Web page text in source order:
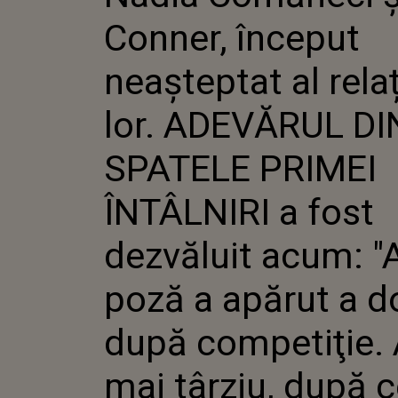
AL
"ACEA
A DOUA
TÂRZIU,
AJUNS
Conner, început
neașteptat al
lor. ADEVĂRUL
SPATELE PRIMEI
ÎNTÂLNIRI a fost
dezvăluit acum:
poză a apărut a
după competiţie.
mai târziu, după